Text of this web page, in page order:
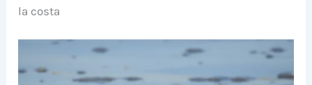
la costa